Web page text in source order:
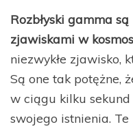
Rozbłyski gamma
zjawiskami w
niezwykłe zjawisko,
Są one tak potężne,
w ciągu kilku sekund
swojego istnienia.